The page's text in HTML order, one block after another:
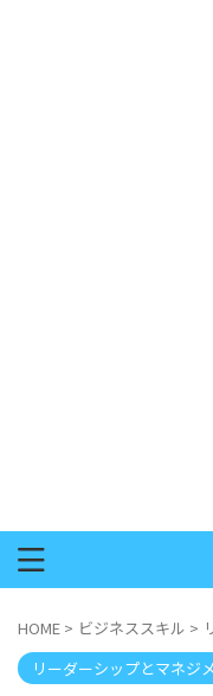
HOME > ビジネススキル >
リーダーシップとマネジ